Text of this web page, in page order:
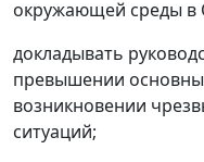
окружающей среды в
докладывать
превышении
возникновении
ситуаций;